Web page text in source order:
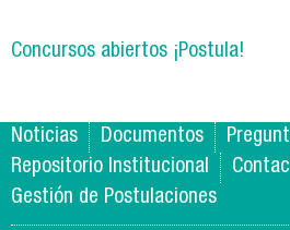
Concursos abiertos ¡Postula!
Noticias Documentos
Repositorio Institucional
Gestión de Postulaciones